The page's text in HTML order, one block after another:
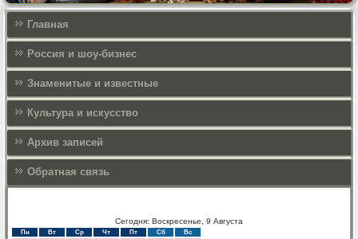
Главная
Россия и шоу-бизнес
Знаменитые и известные
Культура и искусcтво
Архив записей
Обратная связь
Сегодня: Воскресенье, 9 Августа
Пн Вт Ср Чт Пт Сб Вс